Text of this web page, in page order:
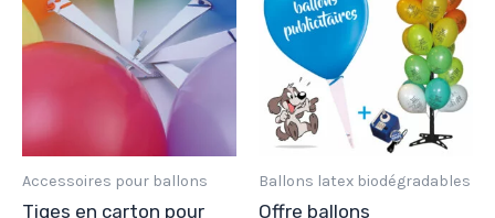
Accessoires pour ballons
Tiges en carton pour
Ballons latex biodégradables
Offre ballons